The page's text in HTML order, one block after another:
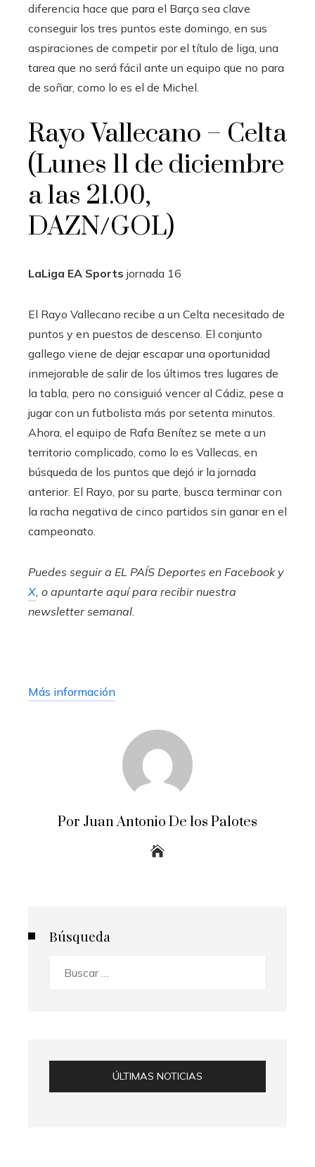
diferencia hace que para el Barça sea clave
conseguir los tres puntos este domingo, en sus
aspiraciones de competir por el título de liga, una
tarea que no será fácil ante un equipo que no para
de soñar, como lo es el de Michel.
Rayo Vallecano – Celta
(Lunes 11 de diciembre
a las 21.00,
DAZN/GOL)
LaLiga EA Sports jornada 16
El Rayo Vallecano recibe a un Celta necesitado de
puntos y en puestos de descenso. El conjunto
gallego viene de dejar escapar una oportunidad
inmejorable de salir de los últimos tres lugares de
la tabla, pero no consiguió vencer al Cádiz, pese a
jugar con un futbolista más por setenta minutos.
Ahora, el equipo de Rafa Benítez se mete a un
territorio complicado, como lo es Vallecas, en
búsqueda de los puntos que dejó ir la jornada
anterior. El Rayo, por su parte, busca terminar con
la racha negativa de cinco partidos sin ganar en el
campeonato.
Puedes seguir a EL PAÍS Deportes en Facebooky
X , o apuntarte aquí para recibirnuestra
newsletter semanal
Más información
Por Juan Antonio De los Palotes
Búsqueda
ÚLTIMAS NOTICIAS